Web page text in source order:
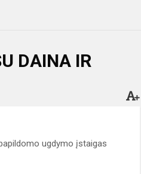
DAINA IR
ugdymo įstaigas